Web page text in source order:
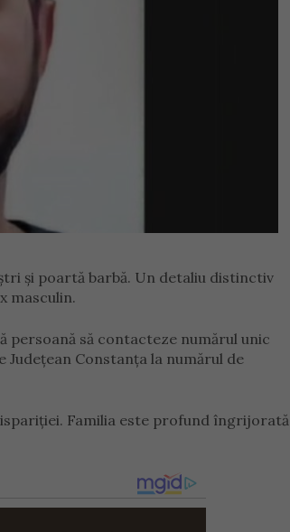
și poartă barbă. Un detaliu distinctiv
masculin.
persoană să contacteze numărul unic
Constanța la numărul de
Familia este profund îngrijorată